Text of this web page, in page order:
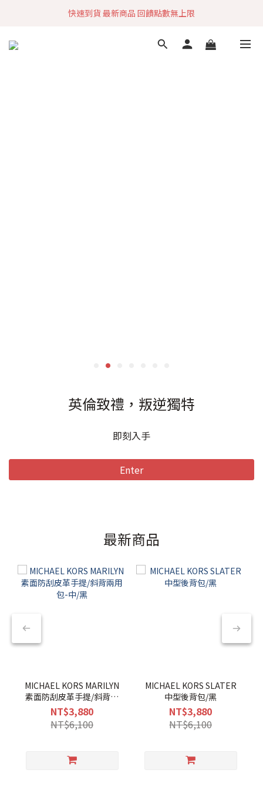
加入社群 獲取最新商品資訊
快速到貨 最新商品 回饋點數無上限
加入社群 獲取最新商品資訊
獨家商品
法國高貴優雅的包款品牌 La Bagagerie
來去逛逛
最新商品
MICHAEL KORS MARILYN
素面防刮皮革手提/斜背兩
用包-中/黑
NT$3,880
NT$6,100
MICHAEL KORS SLATER
中型後背包/黑
NT$3,880
NT$6,100